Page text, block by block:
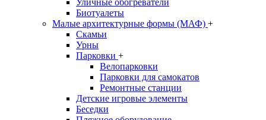
Уличные обогреватели
Биотуалеты
Малые архитектурные формы (МАФ) +
Скамьи
Урны
Парковки +
Велопарковки
Парковки для самокатов
Ремонтные станции
Детские игровые элементы
Беседки